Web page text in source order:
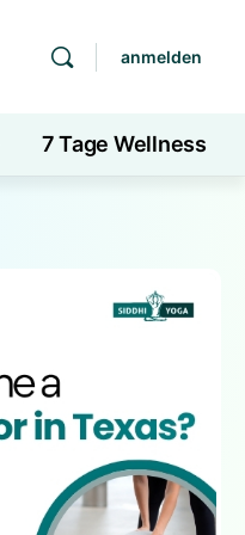
anmelden
7 Tage Wellness